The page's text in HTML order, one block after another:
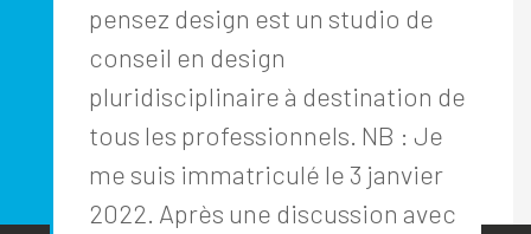
pensez design est un studio de
conseil en design
pluridisciplinaire à destination de
tous les professionnels. NB : Je
me suis immatriculé le 3 janvier
2022. Après une discussion avec